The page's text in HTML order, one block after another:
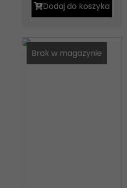
Dodaj do koszyka
Brak w magazynie